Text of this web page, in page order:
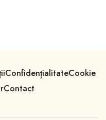
ConfidențialitateCookie
Contact